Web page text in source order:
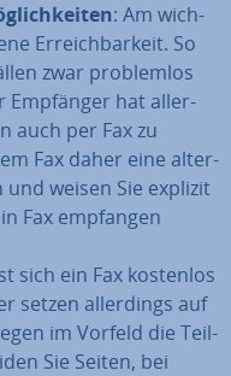
: Am wich­
Er­reich­bar­keit. So
zwar pro­blem­los
Empfänger hat al­ler­
auch per Fax zu
Fax daher eine al­ter­
weisen Sie explizit
Fax empfangen
sich ein Fax kostenlos
setzen al­ler­dings auf
im Vorfeld die Teil­
Sie Seiten, bei